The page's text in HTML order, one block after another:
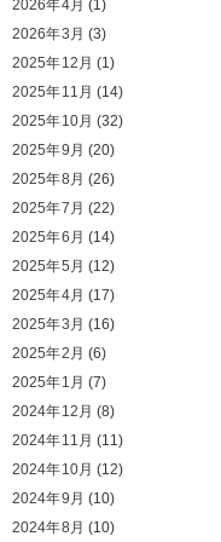
2026年4月 (1)
2026年3月 (3)
2025年12月 (1)
2025年11月 (14)
2025年10月 (32)
2025年9月 (20)
2025年8月 (26)
2025年7月 (22)
2025年6月 (14)
2025年5月 (12)
2025年4月 (17)
2025年3月 (16)
2025年2月 (6)
2025年1月 (7)
2024年12月 (8)
2024年11月 (11)
2024年10月 (12)
2024年9月 (10)
2024年8月 (10)